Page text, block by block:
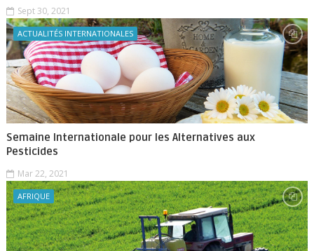
Sept 30, 2021
ACTUALITÉS INTERNATIONALES
Semaine Internationale pour les Alternatives aux
Pesticides
Mar 22, 2021
AFRIQUE